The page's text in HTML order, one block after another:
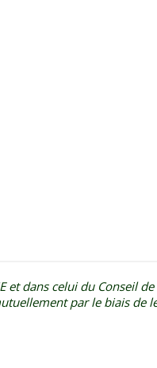
et dans celui du Conseil de
par le biais de